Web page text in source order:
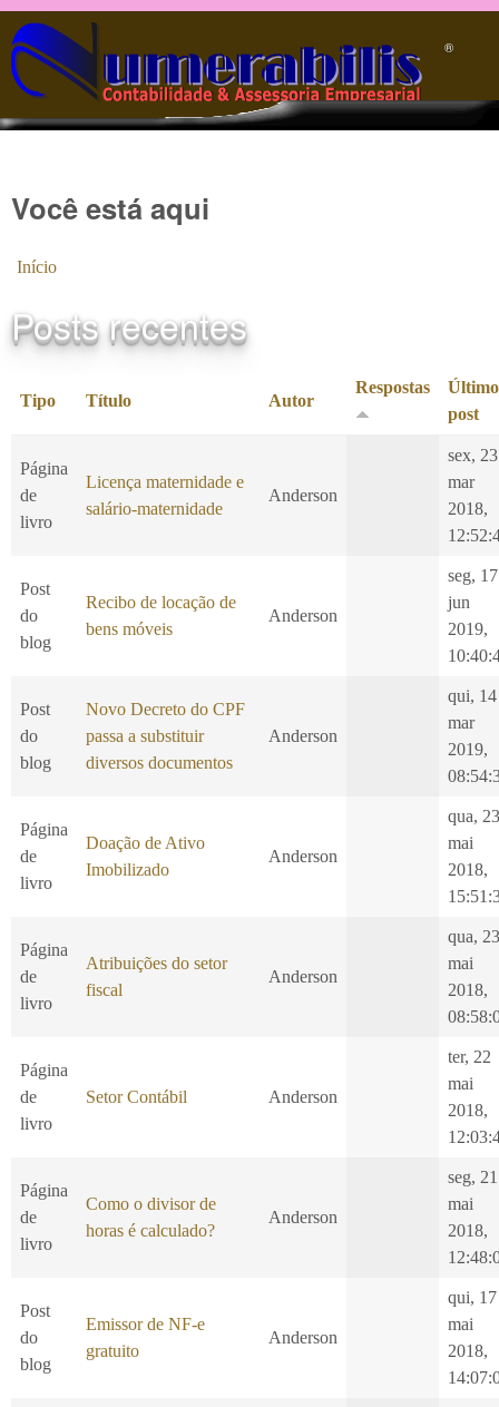
Pular para o conteúdo principal
®️
Você está aqui
Início
Posts recentes
Tipo Título Autor
Respostas
Último
post
Página
de
livro
Licença maternidade e
salário-maternidade
Anderson
sex, 23
mar
2018,
Post
do
blog
Recibo de locação de
bens móveis
Anderson
seg, 17
jun
2019,
Post
do
blog
Novo Decreto do CPF
passa a substituir
diversos documentos
Anderson
qui, 14
mar
2019,
Página
de
livro
Doação de Ativo
Imobilizado
Anderson
qua, 23
mai
2018,
Página
de
livro
Atribuições do setor
fiscal
Anderson
qua, 23
mai
2018,
Página
de
livro
Setor Contábil Anderson
ter, 22
mai
2018,
Página
de
livro
Como o divisor de
horas é calculado?
Anderson
seg, 21
mai
2018,
Post
do
blog
Emissor de NF-e
gratuito
Anderson
qui, 17
mai
2018,